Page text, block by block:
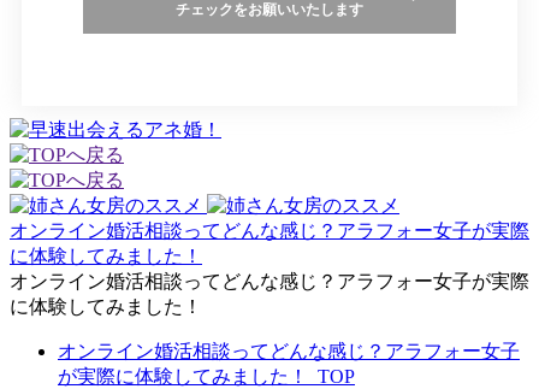
チェックをお願いいたします
オンライン婚活相談ってどんな感じ？アラフォー女子が実際
に体験してみました！
オンライン婚活相談ってどんな感じ？アラフォー女子が実際
に体験してみました！
オンライン婚活相談ってどんな感じ？アラフォー女子
が実際に体験してみました！_TOP